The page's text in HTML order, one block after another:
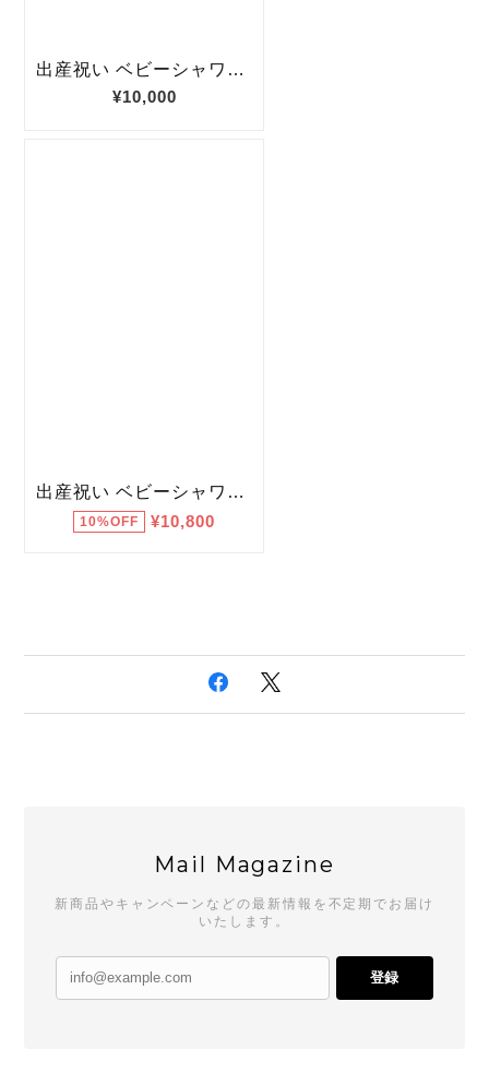
Mail Magazine
新商品やキャンペーンなどの最新情報を不定期でお届け
いたします。
登録